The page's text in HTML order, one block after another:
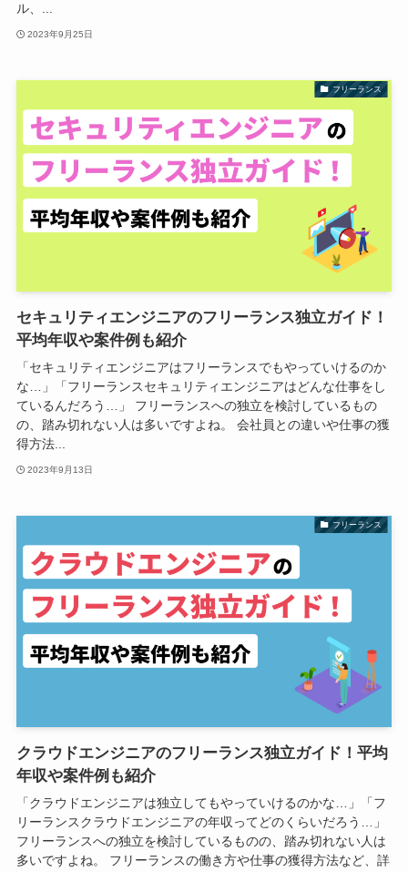
ル、...
2023年9月25日
フリーランス
セキュリティエンジニアのフリーランス独立ガイド！
平均年収や案件例も紹介
「セキュリティエンジニアはフリーランスでもやっていけるのか
な…」「フリーランスセキュリティエンジニアはどんな仕事をし
ているんだろう…」 フリーランスへの独立を検討しているもの
の、踏み切れない人は多いですよね。 会社員との違いや仕事の獲
得方法...
2023年9月13日
フリーランス
クラウドエンジニアのフリーランス独立ガイド！平均
年収や案件例も紹介
「クラウドエンジニアは独立してもやっていけるのかな…」「フ
リーランスクラウドエンジニアの年収ってどのくらいだろう…」
フリーランスへの独立を検討しているものの、踏み切れない人は
多いですよね。 フリーランスの働き方や仕事の獲得方法など、詳